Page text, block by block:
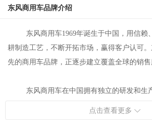
东风商用车品牌介绍
东风商用车1969年诞生于中国，用信赖
耕制造工艺，不断开拓市场，赢得客户认可
先的商用车品牌，正逐步建立覆盖全球的销售
东风商用车在中国拥有独立的研发和生
点击查看更多